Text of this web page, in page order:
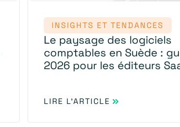
INSIGHTS ET TENDANCES
Le paysage des logiciels
comptables en Suède :
2026 pour les éditeurs
LIRE L'ARTICLE